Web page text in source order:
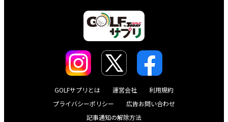
GOLFサプリとは 運営会社
利用規約
プライバシーポリシー
広告お問い合わせ
記事通知の解除方法